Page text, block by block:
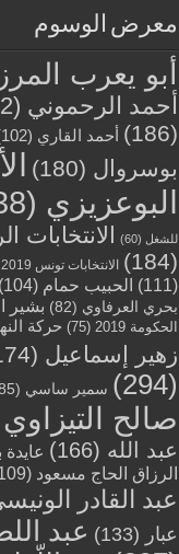
معرض الوسوم
أبو يعرب
أحمد الرحموني (192)
(186)
أحمد القاري (102)
بوسروال (180)
البوعزيزي (438)
للشغل (60)
الانتخابات
(184)
الانتخابات تونس 2019
(111)
الحبيب حمام (104)
بحري العرفاوي (82) بشير
الحكومة 2019
(75) حركة
زهير إسماعيل (174)
(294)
سمير ساسي (85)
صالح التيزاوي
عبد الله (166)
الرزاق الحاج مسعود (109)
عبد القادر
عبار (133)
عبد